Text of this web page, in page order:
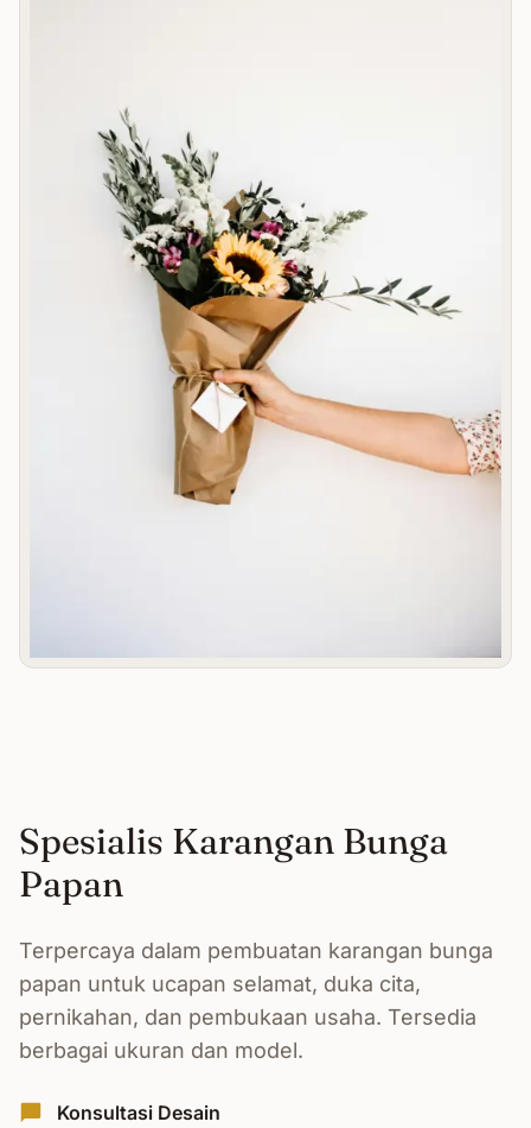
Spesialis Karangan Bunga
Papan
Terpercaya dalam pembuatan karangan bunga
papan untuk ucapan selamat, duka cita,
pernikahan, dan pembukaan usaha. Tersedia
berbagai ukuran dan model.
Konsultasi Desain